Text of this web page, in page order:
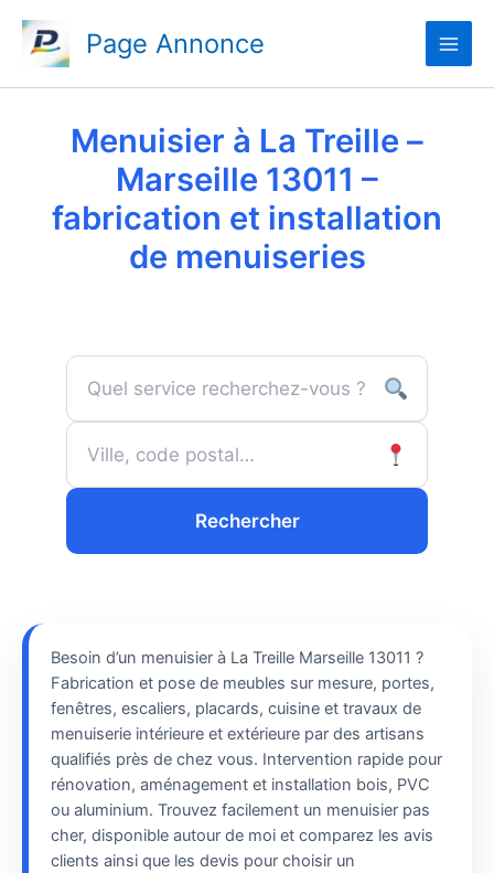
contenu
Page Annonce
Menuisier à La Treille –
Marseille 13011 –
fabrication et installation
de menuiseries
Rechercher
Besoin d’un menuisier à La Treille Marseille 13011 ?
Fabrication et pose de meubles sur mesure, portes,
fenêtres, escaliers, placards, cuisine et travaux de
menuiserie intérieure et extérieure par des artisans
qualifiés près de chez vous. Intervention rapide pour
rénovation, aménagement et installation bois, PVC
ou aluminium. Trouvez facilement un menuisier pas
cher, disponible autour de moi et comparez les avis
clients ainsi que les devis pour choisir un